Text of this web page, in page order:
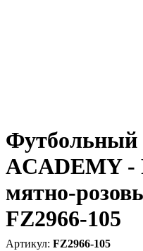
Футбольный
ACADEMY -
мятно-
FZ2966-105
FZ2966-105